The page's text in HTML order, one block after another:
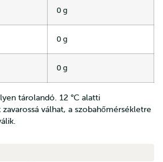
0 g
0 g
0 g
tárolandó. 12 °C alatti
válhat, a szobahőmérsékletre